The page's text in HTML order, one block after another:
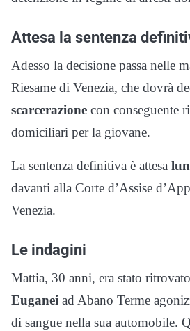
Attesa la sentenza
Adesso la decisione passa nelle
Riesame di Venezia, che dovrà
scarcerazione con conseguente
domiciliari per la giovane.
La sentenza definitiva è attesa
davanti alla Corte d’Assise
Venezia.
Le indagini
Mattia, 30 anni, era stato
Euganei ad Abano Terme
di sangue nella sua automobile.